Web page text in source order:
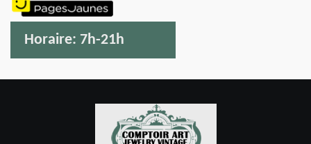
Horaire: 7h-21h